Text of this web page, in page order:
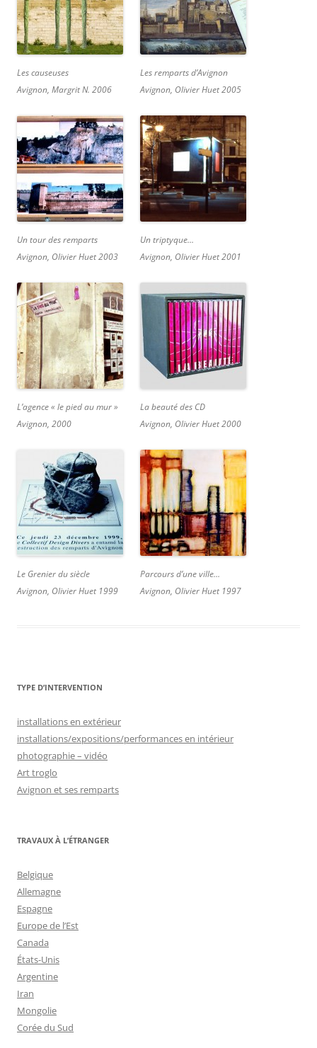
Les causeuses
Avignon, Margrit N. 2006
Les remparts d’Avignon
Avignon, Olivier Huet 2005
Un tour des remparts
Avignon, Olivier Huet 2003
Un triptyque…
Avignon, Olivier Huet 2001
L’agence « le pied au mur »
Avignon, 2000
La beauté des CD
Avignon, Olivier Huet 2000
Le Grenier du siècle
Avignon, Olivier Huet 1999
Parcours d’une ville…
Avignon, Olivier Huet 1997
TYPE D’INTERVENTION
installations en extérieur
installations/expositions/performances en intérieur
photographie – vidéo
Art troglo
Avignon et ses remparts
TRAVAUX À L’ÉTRANGER
Belgique
Allemagne
Espagne
Europe de l’Est
Canada
États-Unis
Argentine
Iran
Mongolie
Corée du Sud